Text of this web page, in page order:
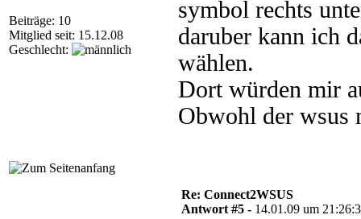
Beiträge: 10
Mitglied seit: 15.12.08
Geschlecht:
symbol rechts
daruber kann ich
wählen.
Dort würden mir
Obwohl der
Re: Connect2WSUS
Antwort #5 - 14.01.09 um